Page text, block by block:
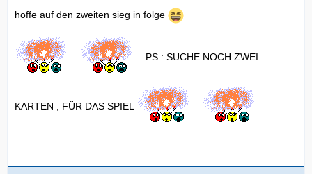
hoffe auf den zweiten sieg in folge
PS : SUCHE NOCH ZWEI
KARTEN , FÜR DAS SPIEL